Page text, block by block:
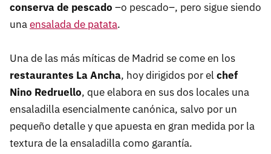
conserva de pescado –o pescado–, pero sigue siendo
unaensalada de patata.
Una de las más míticas de Madrid se come en los
restaurantes La Ancha, hoy dirigidos por el chef
Nino Redruello, que elabora en sus dos locales una
ensaladilla esencialmente canónica, salvo por un
pequeño detalle y que apuesta en gran medida por la
textura de la ensaladilla como garantía.